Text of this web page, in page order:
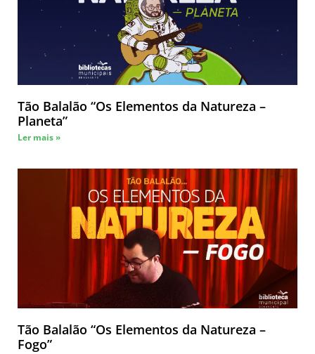
Tão Balalão “Os Elementos da Natureza –
Planeta”
Ler mais »
Tão Balalão “Os Elementos da Natureza –
Fogo”